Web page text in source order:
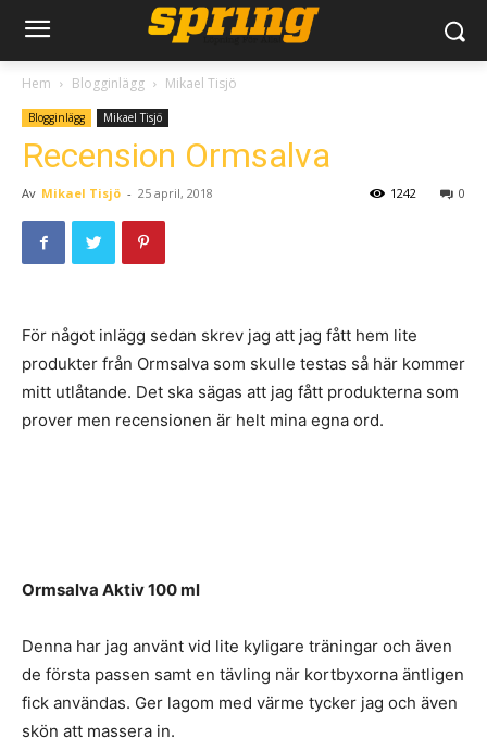
Hem Blogginlägg Mikael Tisjö
Blogginlägg Mikael Tisjö
Recension Ormsalva
Av Mikael Tisjö - 25 april, 2018 0
1242
För något inlägg sedan skrev jag att jag fått hem lite
produkter från Ormsalva som skulle testas så här kommer
mitt utlåtande. Det ska sägas att jag fått produkterna som
prover men recensionen är helt mina egna ord.
Ormsalva Aktiv 100 ml
Denna har jag använt vid lite kyligare träningar och även
de första passen samt en tävling när kortbyxorna äntligen
fick användas. Ger lagom med värme tycker jag och även
skön att massera in.